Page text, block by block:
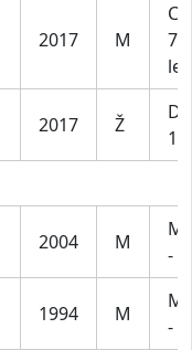
2017 M
7
let
2017 Ž
2004 M
-
1994 M
-